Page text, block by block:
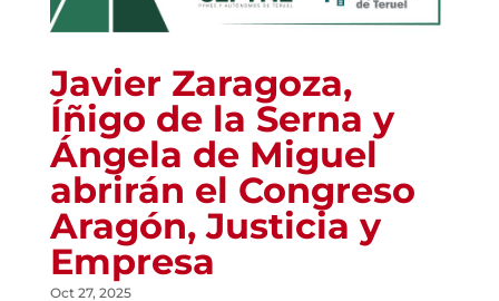
Javier Zaragoza,
Íñigo de la Serna y
Ángela de Miguel
abrirán el Congreso
Aragón, Justicia y
Empresa
Oct 27, 2025